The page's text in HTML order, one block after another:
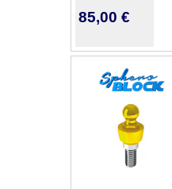
85,00 €